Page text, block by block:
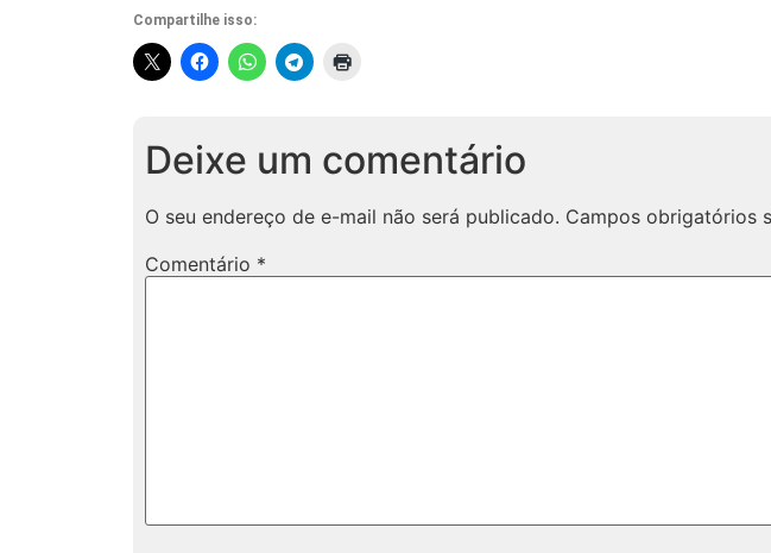
Compartilhe isso:
Deixe um comentário
O seu endereço de e-mail não será publicado. Campos obrigatórios
Comentário *